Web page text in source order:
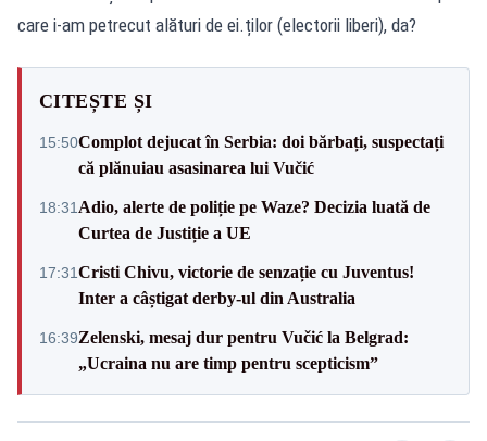
care i-am petrecut alături de ei.ților (electorii liberi), da?
CITEȘTE ȘI
15:50Complot dejucat în Serbia: doi bărbați, suspectați
că plănuiau asasinarea lui Vučić
18:31 Adio, alerte de poliție pe Waze? Decizia luată de
Curtea de Justiție a UE
17:31Cristi Chivu, victorie de senzație cu Juventus!
Inter a câștigat derby-ul din Australia
16:39Zelenski, mesaj dur pentru Vučić la Belgrad:
„Ucraina nu are timp pentru scepticism”